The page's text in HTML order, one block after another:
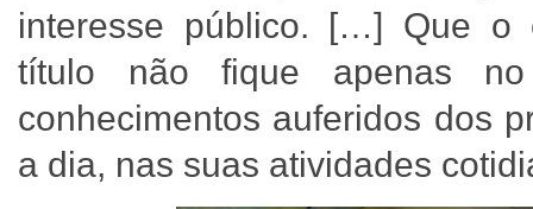
interesse público. […] Que o
título não fique apenas
conhecimentos auferidos dos
a dia, nas suas atividades